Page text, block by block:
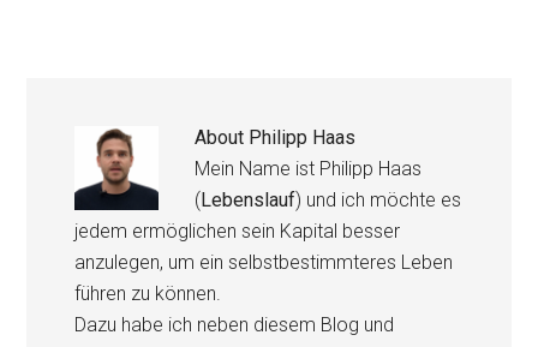
About Philipp Haas
Mein Name ist Philipp Haas
( Lebenslauf) und ich möchte es
jedem ermöglichen sein Kapital besser
anzulegen, um ein selbstbestimmteres Leben
führen zu können.
Dazu habe ich neben diesem Blog und